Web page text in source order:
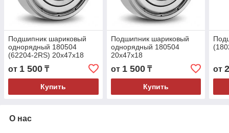
Подшипник шариковый
однорядный 180504
(62204-2RS) 20x47x18
от 1 500 ₸
Купить
Подшипник шариковый
однорядный 180504
20x47x18
от 1 500₸
Купить
от
О нас